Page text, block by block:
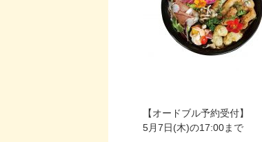
【オードブル予約受付】
5月7日(木)の17:00まで